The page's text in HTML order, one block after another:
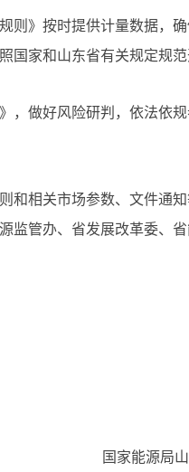
则》按时提供计量数据，
家和山东省有关规定规范
，做好风险研判，依法依
和相关市场参数、文件通
管办、省发展改革委、省
国家能源局